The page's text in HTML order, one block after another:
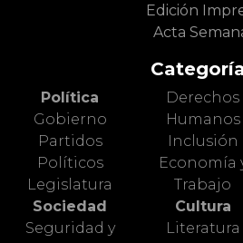
Edición
Acta
Política
Gobierno
Partidos
Políticos
Legislatura
Sociedad
Seguridad y
Derechos
Humanos
Inclusión
Economía
Trabajo
Cultura
Literatura